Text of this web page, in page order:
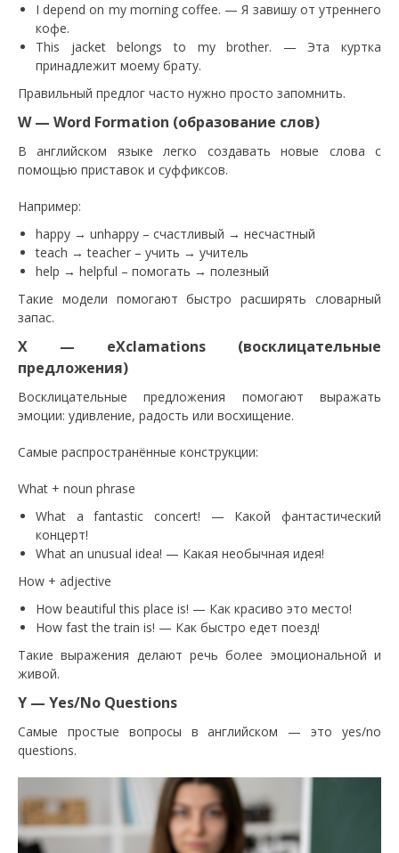
I depend on my morning coffee. — Я завишу от утреннего
кофе.
This jacket belongs to my brother. — Эта куртка
принадлежит моему брату.
Правильный предлог часто нужно просто запомнить.
W — Word Formation (образование слов)
В английском языке легко создавать новые слова с
помощью приставок и суффиксов.
Например:
happy → unhappy – счастливый → несчастный
teach → teacher – учить → учитель
help → helpful – помогать → полезный
Такие модели помогают быстро расширять словарный
запас.
X — eXclamations (восклицательные
предложения)
Восклицательные предложения помогают выражать
эмоции: удивление, радость или восхищение.
Самые распространённые конструкции:
What + noun phrase
What a fantastic concert! — Какой фантастический
концерт!
What an unusual idea! — Какая необычная идея!
How + adjective
How beautiful this place is! — Как красиво это место!
How fast the train is! — Как быстро едет поезд!
Такие выражения делают речь более эмоциональной и
живой.
Y — Yes/No Questions
Самые простые вопросы в английском — это yes/no
questions.